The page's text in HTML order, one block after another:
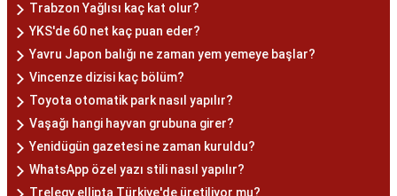
Trabzon Yağlısı kaç kat olur?
YKS'de 60 net kaç puan eder?
Yavru Japon balığı ne zaman yem yemeye başlar?
Vincenze dizisi kaç bölüm?
Toyota otomatik park nasıl yapılır?
Vaşağı hangi hayvan grubuna girer?
Yenidügün gazetesi ne zaman kuruldu?
WhatsApp özel yazı stili nasıl yapılır?
Trelegy ellipta Türkiye'de üretiliyor mu?